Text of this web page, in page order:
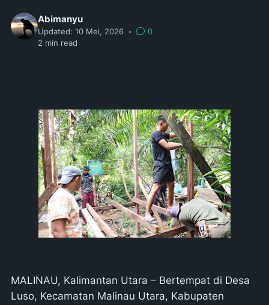
Abimanyu
Updated: 10 Mei, 2026 •
0
2 min read
MALINAU, Kalimantan Utara – Bertempat di Desa
Luso, Kecamatan Malinau Utara, Kabupaten